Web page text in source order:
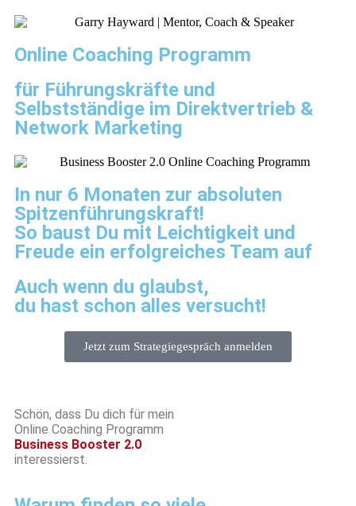
Online Coaching Programm
für Führungskräfte und
Selbstständige im Direktvertrieb &
Network Marketing​
In nur 6 Monaten zur absoluten
Spitzenführungskraft!
So baust Du mit Leichtigkeit und
Freude ein erfolgreiches Team auf
Auch wenn du glaubst,
du hast schon alles versucht!
Jetzt zum Strategiegespräch anmelden
Schön, dass Du dich für mein
Online Coaching Programm
Business Booster 2.0
interessierst.